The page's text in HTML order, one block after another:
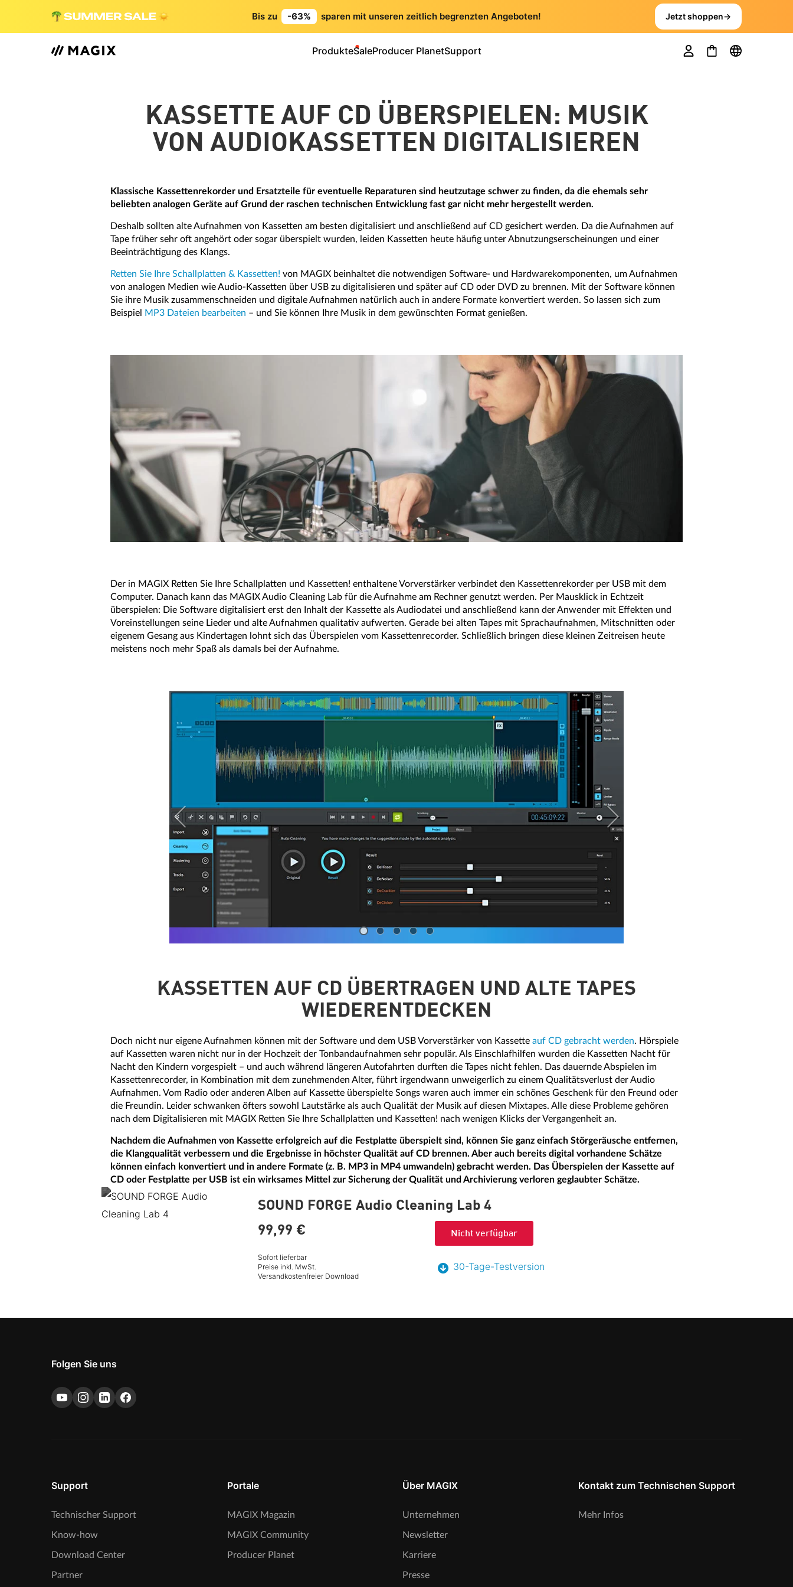
Bis zu -63% sparen mit unseren zeitlich begrenzten Angeboten! Jetzt shoppen→
ProdukteSaleProducer PlanetSupport
KASSETTE AUF CD ÜBERSPIELEN: MUSIK
VON AUDIOKASSETTEN DIGITALISIEREN
Klassische Kassettenrekorder und Ersatzteile für eventuelle Reparaturen sind heutzutage schwer zu finden, da die ehemals sehr
beliebten analogen Geräte auf Grund der raschen technischen Entwicklung fast gar nicht mehr hergestellt werden.
Deshalb sollten alte Aufnahmen von Kassetten am besten digitalisiert und anschließend auf CD gesichert werden. Da die Aufnahmen auf
Tape früher sehr oft angehört oder sogar überspielt wurden, leiden Kassetten heute häufig unter Abnutzungserscheinungen und einer
Beeinträchtigung des Klangs.
Retten Sie Ihre Schallplatten & Kassetten! von MAGIX beinhaltet die notwendigen Software- und Hardwarekomponenten, um Aufnahmen
von analogen Medien wie Audio-Kassetten über USB zu digitalisieren und später auf CD oder DVD zu brennen. Mit der Software können
Sie ihre Musik zusammenschneiden und digitale Aufnahmen natürlich auch in andere Formate konvertiert werden. So lassen sich zum
Beispiel
MP3 Dateien bearbeiten – und Sie können Ihre Musik in dem gewünschten Format genießen.
Der in MAGIX Retten Sie Ihre Schallplatten und Kassetten! enthaltene Vorverstärker verbindet den Kassettenrekorder per USB mit dem
Computer. Danach kann das MAGIX Audio Cleaning Lab für die Aufnahme am Rechner genutzt werden. Per Mausklick in Echtzeit
überspielen: Die Software digitalisiert erst den Inhalt der Kassette als Audiodatei und anschließend kann der Anwender mit Effekten und
Voreinstellungen seine Lieder und alte Aufnahmen qualitativ aufwerten. Gerade bei alten Tapes mit Sprachaufnahmen, Mitschnitten oder
eigenem Gesang aus Kindertagen lohnt sich das Überspielen vom Kassettenrecorder. Schließlich bringen diese kleinen Zeitreisen heute
meistens noch mehr Spaß als damals bei der Aufnahme.
KASSETTEN AUF CD ÜBERTRAGEN UND ALTE TAPES
WIEDERENTDECKEN
Doch nicht nur eigene Aufnahmen können mit der Software und dem USB Vorverstärker von Kassette auf CD gebracht werden. Hörspiele
auf Kassetten waren nicht nur in der Hochzeit der Tonbandaufnahmen sehr populär. Als Einschlafhilfen wurden die Kassetten Nacht für
Nacht den Kindern vorgespielt – und auch während längeren Autofahrten durften die Tapes nicht fehlen. Das dauernde Abspielen im
Kassettenrecorder, in Kombination mit dem zunehmenden Alter, führt irgendwann unweigerlich zu einem Qualitätsverlust der Audio
Aufnahmen. Vom Radio oder anderen Alben auf Kassette überspielte Songs waren auch immer ein schönes Geschenk für den Freund oder
die Freundin. Leider schwanken öfters sowohl Lautstärke als auch Qualität der Musik auf diesen Mixtapes. Alle diese Probleme gehören
nach dem Digitalisieren mit MAGIX Retten Sie Ihre Schallplatten und Kassetten! nach wenigen Klicks der Vergangenheit an.
Nachdem die Aufnahmen von Kassette erfolgreich auf die Festplatte überspielt sind, können Sie ganz einfach Störgeräusche entfernen,
die Klangqualität verbessern und die Ergebnisse in höchster Qualität auf CD brennen. Aber auch bereits digital vorhandene Schätze
können einfach konvertiert und in andere Formate (z. B. MP3 in MP4 umwandeln) gebracht werden. Das Überspielen der Kassette auf
CD oder Festplatte per USB ist ein wirksames Mittel zur Sicherung der Qualität und Archivierung verloren geglaubter Schätze.
SOUND FORGE Audio Cleaning Lab 4
99,99 € Nicht verfügbar
Sofort lieferbar
Preise inkl. MwSt.
Versandkostenfreier Download
30-Tage-Testversion
Folgen Sie uns
Support
Technischer Support
Know-how
Download Center
Partner
Portale
MAGIX Magazin
MAGIX Community
Producer Planet
Über MAGIX
Unternehmen
Newsletter
Karriere
Presse
Kontakt zum Technischen Support
Mehr Infos